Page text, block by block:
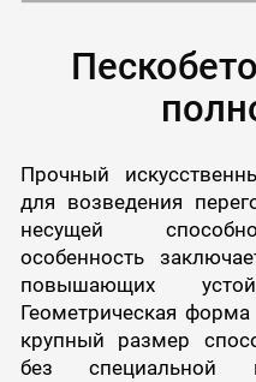
Прочный
для возведения
несущей
особенность
повышающих
Геометрическая
крупный размер
без специальной